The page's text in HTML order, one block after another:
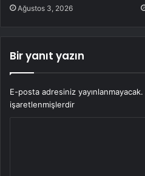
Ağustos 3, 2026
Bir yanıt yazın
E-posta adresiniz yayınlanmayacak.
işaretlenmişlerdir